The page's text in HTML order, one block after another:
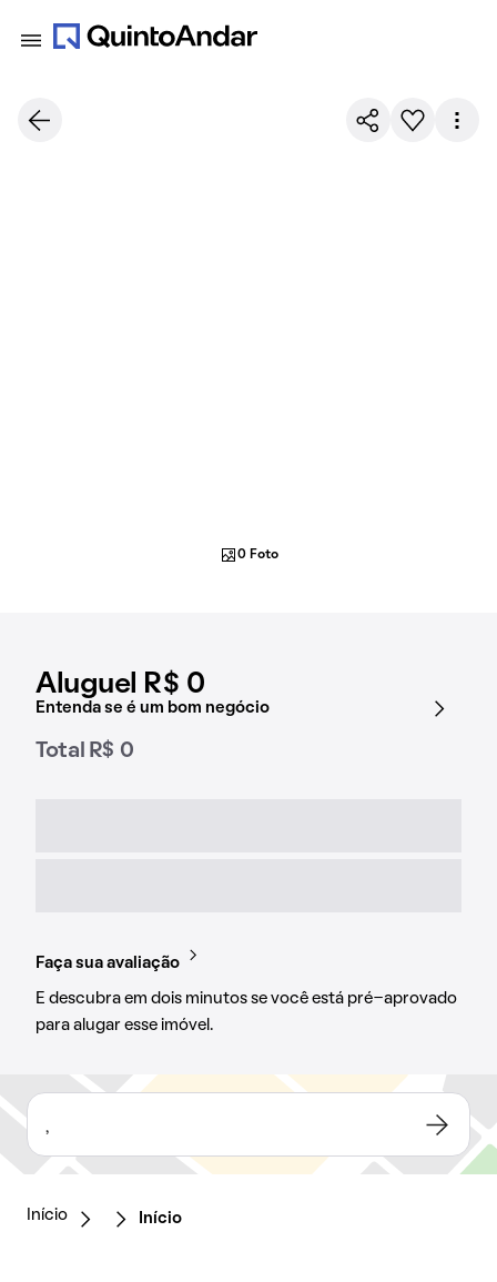
Aluguel R$ 0
Entenda se é um bom negócio
Total R$ 0
Faça sua avaliação
E descubra em dois minutos se você está pré-aprovado
para alugar esse imóvel.
0 Foto
,
Início Início